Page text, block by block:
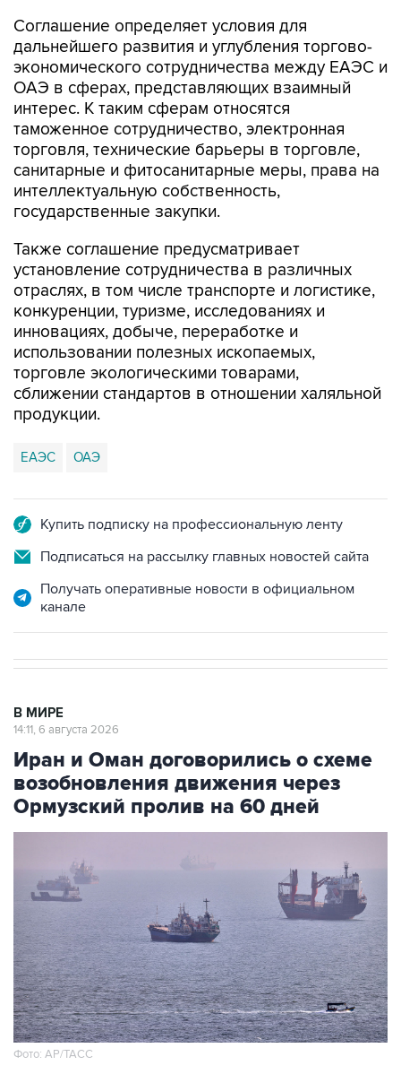
Соглашение определяет условия для
дальнейшего развития и углубления торгово-
экономического сотрудничества между ЕАЭС и
ОАЭ в сферах, представляющих взаимный
интерес. К таким сферам относятся
таможенное сотрудничество, электронная
торговля, технические барьеры в торговле,
санитарные и фитосанитарные меры, права на
интеллектуальную собственность,
государственные закупки.
Также соглашение предусматривает
установление сотрудничества в различных
отраслях, в том числе транспорте и логистике,
конкуренции, туризме, исследованиях и
инновациях, добыче, переработке и
использовании полезных ископаемых,
торговле экологическими товарами,
сближении стандартов в отношении халяльной
продукции.
ЕАЭС ОАЭ
Купить подписку на профессиональную ленту
Подписаться на рассылку главных новостей сайта
Получать оперативные новости в официальном
канале
В МИРЕ
14:11, 6 августа 2026
Иран и Оман договорились о схеме
возобновления движения через
Ормузский пролив на 60 дней
Фото: AP/ТАСС